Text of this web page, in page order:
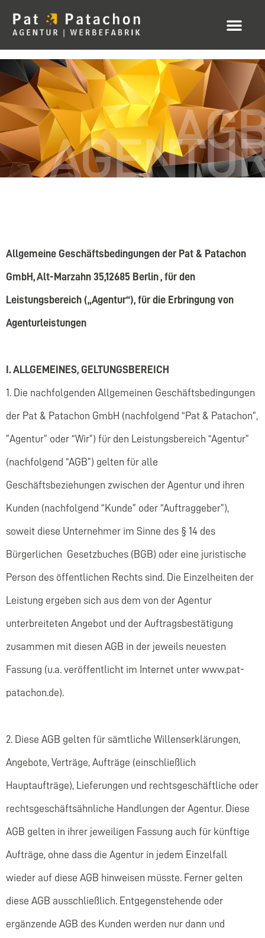
Allgemeine Geschäftsbedingungen der Pat & Patachon
GmbH, Alt- Marzahn 35,12685 Berlin , für den
Leistungsbereich („Agentur“), für die Erbringung von
Agenturleistungen
I. ALLGEMEINES, GELTUNGSBEREICH
1. Die nachfolgenden Allgemeinen Geschäftsbedingungen
der Pat & Patachon GmbH (nachfolgend “Pat & Patachon”,
”Agentur” oder “Wir”) für den Leistungsbereich “Agentur”
(nachfolgend “AGB”) gelten für alle
Geschäftsbeziehungen zwischen der Agentur und ihren
Kunden (nachfolgend “Kunde” oder “Auftraggeber”),
soweit diese Unternehmer im Sinne des § 14 des
Bürgerlichen Gesetzbuches (BGB) oder eine juristische
Person des öffentlichen Rechts sind. Die Einzelheiten der
Leistung ergeben sich aus dem von der Agentur
unterbreiteten Angebot und der Auftragsbestätigung
zusammen mit diesen AGB in der jeweils neuesten
Fassung (u.a. veröffentlicht im Internet unter www.pat-
patachon.de).
2. Diese AGB gelten für sämtliche Willenserklärungen,
Angebote, Verträge, Aufträge (einschließlich
Hauptaufträge), Lieferungen und rechtsgeschäftliche oder
rechtsgeschäftsähnliche Handlungen der Agentur. Diese
AGB gelten in ihrer jeweiligen Fassung auch für künftige
Aufträge, ohne dass die Agentur in jedem Einzelfall
wieder auf diese AGB hinweisen müsste. Ferner gelten
diese AGB ausschließlich. Entgegenstehende oder
ergänzende AGB des Kunden werden nur dann und